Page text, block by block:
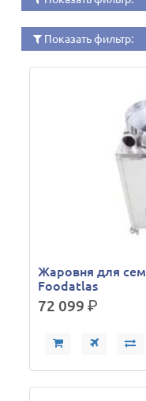
Показать фильтр:
Жаровня для
Foodatlas
72 099р.